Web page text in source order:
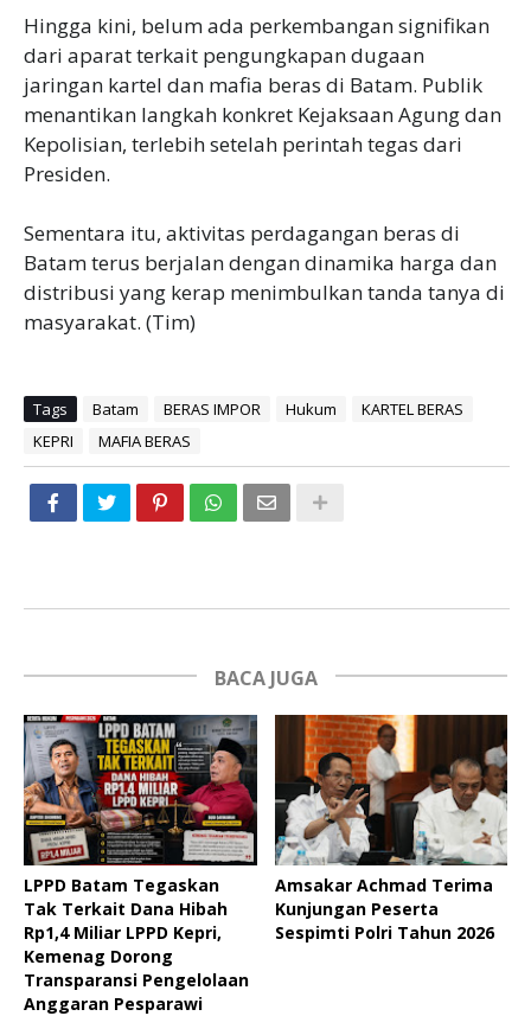
‎Hingga kini, belum ada perkembangan signifikan
dari aparat terkait pengungkapan dugaan
jaringan kartel dan mafia beras di Batam. Publik
menantikan langkah konkret Kejaksaan Agung dan
Kepolisian, terlebih setelah perintah tegas dari
Presiden.
‎Sementara itu, aktivitas perdagangan beras di
Batam terus berjalan dengan dinamika harga dan
distribusi yang kerap menimbulkan tanda tanya di
masyarakat. (Tim)
Tags Batam BERAS IMPOR Hukum
KARTEL BERAS
KEPRI
MAFIA BERAS
BACA JUGA
LPPD Batam Tegaskan
Tak Terkait Dana Hibah
Rp1,4 Miliar LPPD Kepri,
Kemenag Dorong
Transparansi Pengelolaan
Anggaran Pesparawi
Amsakar Achmad Terima
Kunjungan Peserta
Sespimti Polri Tahun 2026